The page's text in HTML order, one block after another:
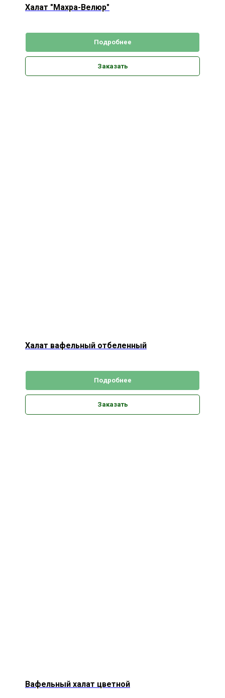
Халат "Махра-Велюр"
Подробнее
Заказать
Халат вафельный отбеленный
Подробнее
Заказать
Вафельный халат цветной